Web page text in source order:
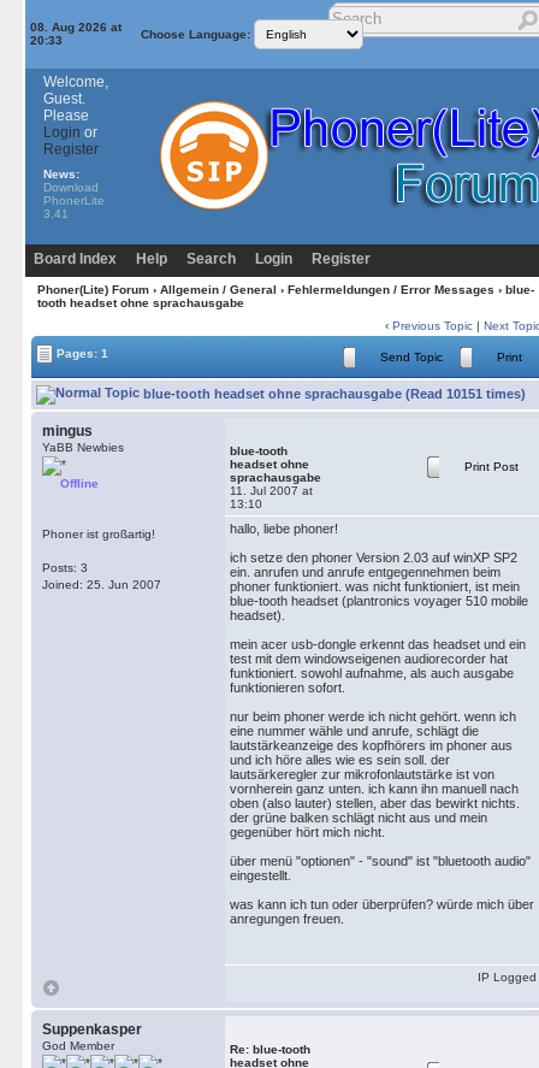
08. Aug 2026 at
20:33
Choose Language:
Welcome,
Guest.
Please
Login or
Register
News:
Download
PhonerLite
3.41
Board Index Help Search Login Register
Phoner(Lite) Forum› Allgemein / General › Fehlermeldungen / Error Messages › blue-
tooth headset ohne sprachausgabe
‹ Previous Topic | Next
Pages: 1 Send Topic Print
blue-tooth headset ohne sprachausgabe (Read 10151 times)
mingus
YaBB Newbies
Offline
Phoner ist großartig!
Posts: 3
Joined: 25. Jun 2007
blue-tooth
headset ohne
sprachausgabe
11. Jul 2007 at
13:10
Print Post
hallo, liebe phoner!
ich setze den phoner Version 2.03 auf winXP SP2
ein. anrufen und anrufe entgegennehmen beim
phoner funktioniert. was nicht funktioniert, ist mein
blue-tooth headset (plantronics voyager 510 mobile
headset).
mein acer usb-dongle erkennt das headset und ein
test mit dem windowseigenen audiorecorder hat
funktioniert. sowohl aufnahme, als auch ausgabe
funktionieren sofort.
nur beim phoner werde ich nicht gehört. wenn ich
eine nummer wähle und anrufe, schlägt die
lautstärkeanzeige des kopfhörers im phoner aus
und ich höre alles wie es sein soll. der
lautsärkeregler zur mikrofonlautstärke ist von
vornherein ganz unten. ich kann ihn manuell nach
oben (also lauter) stellen, aber das bewirkt nichts.
der grüne balken schlägt nicht aus und mein
gegenüber hört mich nicht.
über menü "optionen" - "sound" ist "bluetooth audio"
eingestellt.
was kann ich tun oder überprüfen? würde mich über
anregungen freuen.
IP Logged
Suppenkasper
God Member
Re: blue-tooth
headset ohne